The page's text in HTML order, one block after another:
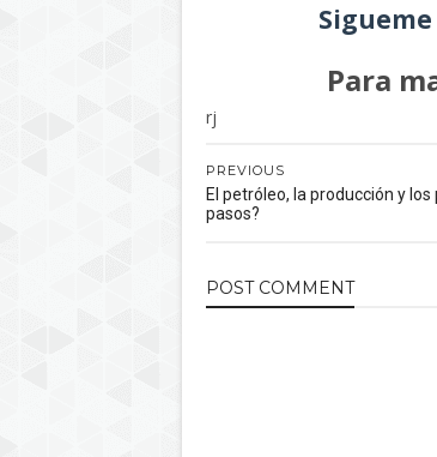
Para
rj
PREVIOUS
El petróleo, la producción y
pasos?
POST COMMENT